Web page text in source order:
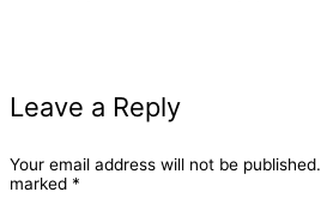
Leave a Reply
Your email address will not be published.
marked *